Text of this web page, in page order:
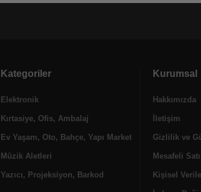
Kategoriler
Elektronik
Kırtasiye, Ofis, Ambalaj
Ev Yaşam, Oto, Bahçe, Yapı Market
Müzik Aletleri
Yazıcı, Projeksiyon, Barkod
Kurumsal
Hakkımızda
İletişim
Gizlilik ve
Mesafeli
Kişisel